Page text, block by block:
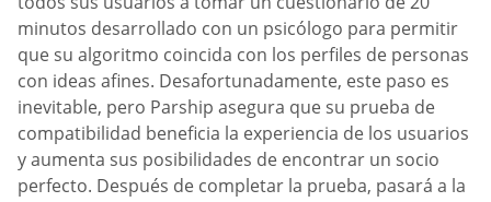
minutos desarrollado con un psicólogo para permitir
que su algoritmo coincida con los perfiles de personas
con ideas afines. Desafortunadamente, este paso es
inevitable, pero Parship asegura que su prueba de
compatibilidad beneficia la experiencia de los usuarios
y aumenta sus posibilidades de encontrar un socio
perfecto. Después de completar la prueba, pasará a la